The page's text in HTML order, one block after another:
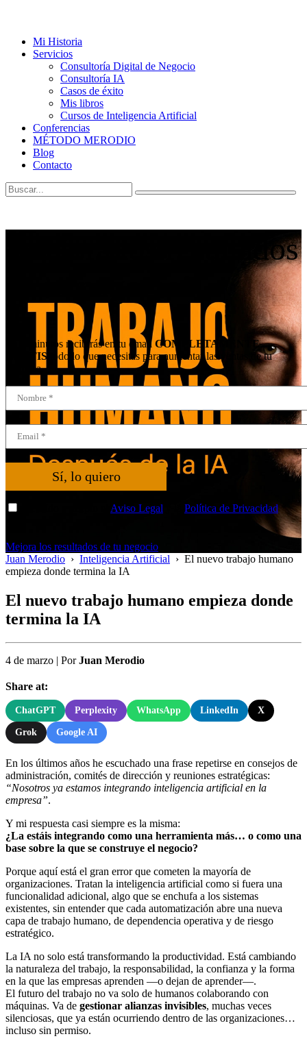
Mi Historia
Servicios
Consultoría Digital de Negocio
Consultoría IA
Casos de éxito
Mis libros
Cursos de Inteligencia Artificial
Conferencias
MÉTODO MERODIO
Blog
Contacto
¡Mejora los resultados
En 3 minutos recibirás en tu email COMPLETAMENTE
GRATIS todo lo que necesitas para aumentar las ventas de tu
empresa.
Sí, lo quiero
Aviso Legal Política de Privacidad*
Mejora los resultados de tu negocio
Juan Merodio › Inteligencia Artificial › El nuevo trabajo humano
empieza donde termina la IA
El nuevo trabajo humano empieza donde
termina la IA
4 de marzo | PorJuan Merodio
Share at:
ChatGPT Perplexity WhatsApp LinkedIn X
Grok Google AI
En los últimos años he escuchado una frase repetirse en consejos de
administración, comités de dirección y reuniones estratégicas:
“Nosotros ya estamos integrando inteligencia artificial en la
empresa”.
Y mi respuesta casi siempre es la misma:
¿La estáis integrando como una herramienta más… o como una
base sobre la que se construye el negocio?
Porque aquí está el gran error que cometen la mayoría de
organizaciones. Tratan la inteligencia artificial como si fuera una
funcionalidad adicional, algo que se enchufa a los sistemas
existentes, sin entender que cada automatización abre una nueva
capa de trabajo humano, de dependencia operativa y de riesgo
estratégico.
La IA no solo está transformando la productividad. Está cambiando
la naturaleza del trabajo, la responsabilidad, la confianza y la forma
en la que las empresas aprenden —o dejan de aprender—.
El futuro del trabajo no va solo de humanos colaborando con
máquinas. Va de gestionar alianzas invisibles, muchas veces
silenciosas, que ya están ocurriendo dentro de las organizaciones…
incluso sin permiso.